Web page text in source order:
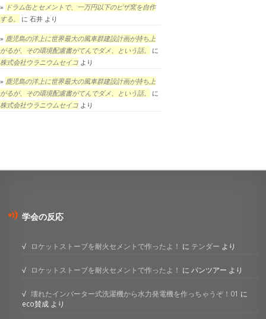
ドラム缶とセメントで、一万円以下のピザ窯を自作
する。
に 石井 より
鹿児島の洋上に世界最大の風車群建設計画が持ち上
がるが、その環境配慮書がてんでダメ、という話。
に
株式会社ウラニウムセイコ より
鹿児島の洋上に世界最大の風車群建設計画が持ち上
がるが、その環境配慮書がてんでダメ、という話。
に
株式会社ウラニウムセイコ より
学会の反応
ロケットストーブを耐火セメントで作ったよ！ に テンダー より
ロケットストーブを耐火セメントで作ったよ！ に パンツアー より
壊れたインバーター式洗濯機から水力発電機を作っちゃうぞ！01 に
eco賛成 より